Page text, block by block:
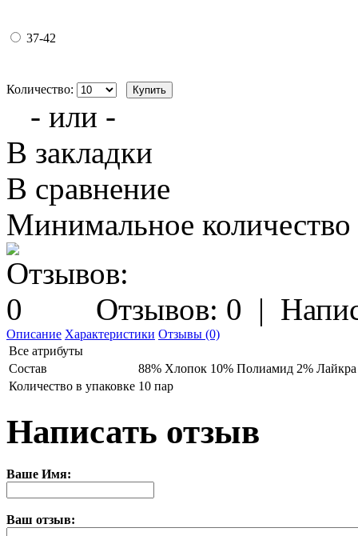
37-42
Количество:
- или -
В закладки
В сравнение
Минимальное количество
Отзывов: 0 |
Описание Характеристики Отзывы (0)
Все атрибуты
Состав
88% Хлопок 10% Полиамид 2% Лайкра
Количество в упаковке 10 пар
Написать отзыв
Ваше Имя:
Ваш отзыв: